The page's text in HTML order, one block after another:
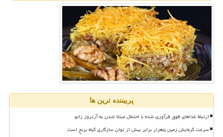
پربیننده ترین ها
ارتباط غذاهای فوق فرآوری شده با احتمال مبتلا شدن به آرتروز زانو
سرعت گرمایش زمین ۵هزار برابر بیش از توان سازگاری گیاه برنج است